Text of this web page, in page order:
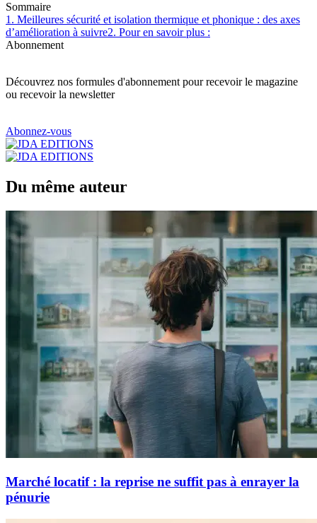
Sommaire
1. Meilleures sécurité et isolation thermique et phonique : des axes
d’amélioration à suivre2. Pour en savoir plus :
Abonnement
Découvrez nos formules d'abonnement pour recevoir le magazine
ou recevoir la newsletter
Abonnez-vous
Du même auteur
Marché locatif : la reprise ne suffit pas à enrayer la
pénurie